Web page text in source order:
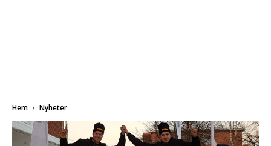
Hem Nyheter